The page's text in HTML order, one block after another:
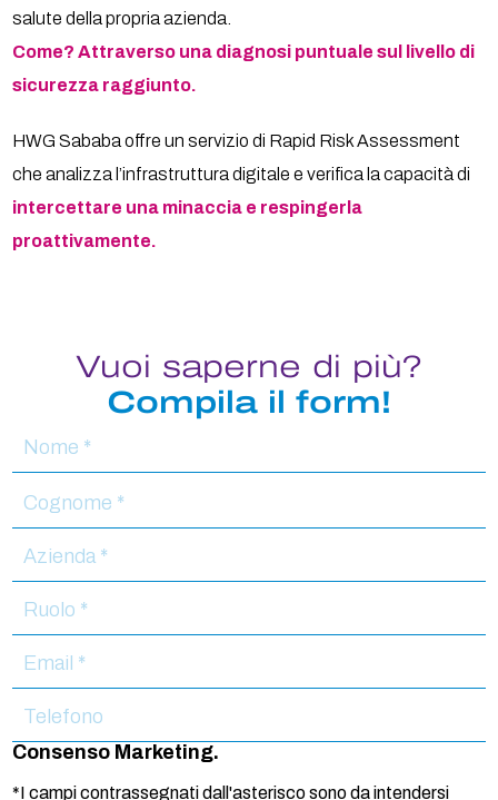
salute della propria azienda.
Come? Attraverso una diagnosi puntuale sul livello di
sicurezza raggiunto.
HWG Sababa offre un servizio di Rapid Risk Assessment
che analizza l’infrastruttura digitale e verifica la capacità di
intercettare una minaccia e respingerla
proattivamente.
Vuoi saperne di più?
Compila il form!
Consenso Marketing.
*I campi contrassegnati dall'asterisco sono da intendersi